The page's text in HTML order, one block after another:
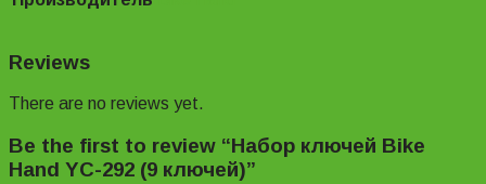
Reviews
There are no reviews yet.
Be the first to review “Набор ключей Bike
Hand YC-292 (9 ключей)”